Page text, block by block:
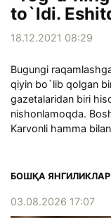
to`ldi.
18.12.2021 08:29
Bugungi
qiyin bo`lib qolgan
gazetalaridan biri
nishonlamoqda.
Karvonli hamma
БОШҚА ЯНГИЛИКЛАР
03.08.2026 17:07